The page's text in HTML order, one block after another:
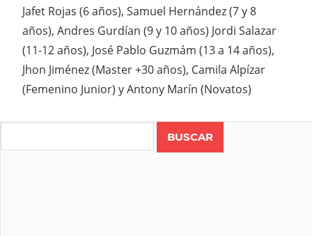
Jafet Rojas (6 años), Samuel Hernández (7 y 8
años), Andres Gurdían (9 y 10 años) Jordi Salazar
(11-12 años), José Pablo Guzmám (13 a 14 años),
Jhon Jiménez (Master +30 años), Camila Alpízar
(Femenino Junior) y Antony Marín (Novatos)